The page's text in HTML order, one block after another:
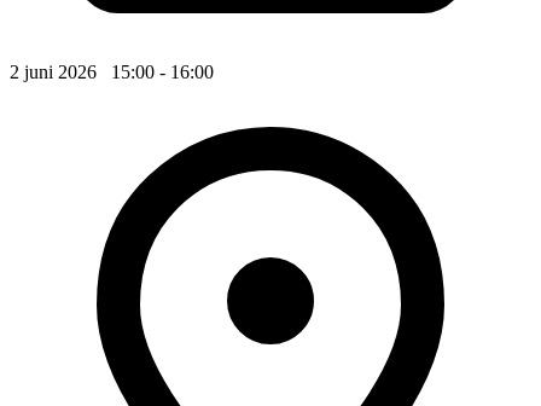
2 juni 2026 15:00 - 16:00